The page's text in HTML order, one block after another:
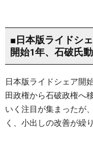
■日本版ライドシ
開始1年、石破氏
日本版ライドシェア開
田政権から石破政権へ
いく注目が集まったが
く、小出しの改善が繰